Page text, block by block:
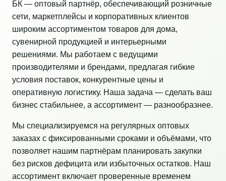
БК — оптовый партнёр, обеспечивающий розничные
сети, маркетплейсы и корпоративных клиентов
широким ассортиментом товаров для дома,
сувенирной продукцией и интерьерными
решениями. Мы работаем с ведущими
производителями и брендами, предлагая гибкие
условия поставок, конкурентные цены и
оперативную логистику. Наша задача — сделать ваш
бизнес стабильнее, а ассортимент — разнообразнее.
Мы специализируемся на регулярных оптовых
заказах с фиксированными сроками и объёмами, что
позволяет нашим партнёрам планировать закупки
без рисков дефицита или избыточных остатков. Наш
ассортимент включает проверенные временем